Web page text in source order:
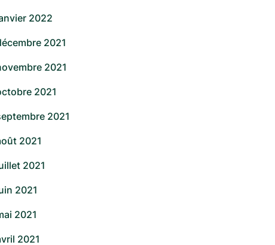
2022
2021
2021
2021
2021
2021
2021
2021
2021
2021